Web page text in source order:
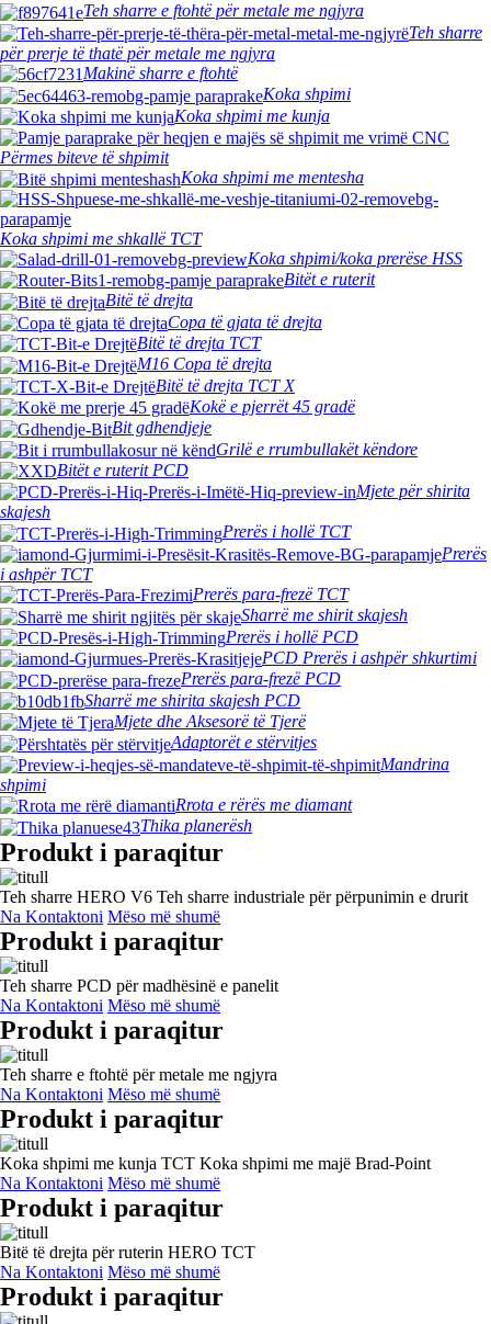
Teh sharre e ftohtë për metale me ngjyra
Teh sharre
për prerje të thatë për metale me ngjyra
Makinë sharre e ftohtë
Koka shpimi
Koka shpimi me kunja
Përmes biteve të shpimit
Koka shpimi me mentesha
Koka shpimi me shkallë TCT
Koka shpimi/koka prerëse HSS
Bitët e ruterit
Bitë të drejta
Copa të gjata të drejta
Bitë të drejta TCT
M16 Copa të drejta
Bitë të drejta TCT X
Kokë e pjerrët 45 gradë
Bit gdhendjeje
Grilë e rrumbullakët këndore
Bitët e ruterit PCD
Mjete për shirita
skajesh
Prerës i hollë TCT
Prerës
i ashpër TCT
Prerës para-frezë TCT
Sharrë me shirit skajesh
Prerës i hollë PCD
PCD Prerës i ashpër shkurtimi
Prerës para-frezë PCD
Sharrë me shirita skajesh PCD
Mjete dhe Aksesorë të Tjerë
Adaptorët e stërvitjes
Mandrina
shpimi
Rrota e rërës me diamant
Thika planerësh
Produkt i paraqitur
Teh sharre HERO V6 Teh sharre industriale për përpunimin e drurit
Na Kontaktoni Mëso më shumë
Produkt i paraqitur
Teh sharre PCD për madhësinë e panelit
Na Kontaktoni Mëso më shumë
Produkt i paraqitur
Teh sharre e ftohtë për metale me ngjyra
Na Kontaktoni Mëso më shumë
Produkt i paraqitur
Koka shpimi me kunja TCT Koka shpimi me majë Brad-Point
Na Kontaktoni Mëso më shumë
Produkt i paraqitur
Bitë të drejta për ruterin HERO TCT
Na Kontaktoni Mëso më shumë
Produkt i paraqitur